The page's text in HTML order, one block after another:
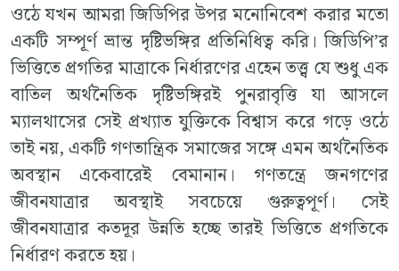
ওঠে যখন আমরা জিডিপির উপর মনোনিবেশ করার মতো
একটি সম্পূর্ণ ভ্রান্ত দৃষ্টিভঙ্গির প্রতিনিধিত্ব করি। জিডিপি’র
ভিত্তিতে প্রগতির মাত্রাকে নির্ধারণের এহেন তত্ত্ব যে শুধু এক
বাতিল অর্থনৈতিক দৃষ্টিভঙ্গিরই পুনরাবৃত্তি যা আসলে
ম্যালথাসের সেই প্রখ্যাত যুক্তিকে বিশ্বাস করে গড়ে ওঠে
তাই নয়, একটি গণতান্ত্রিক সমাজের সঙ্গে এমন অর্থনৈতিক
অবস্থান একেবারেই বেমানান। গণতন্ত্রে জনগণের
জীবনযাত্রার অবস্থাই সবচেয়ে গুরুত্বপূর্ণ। সেই
জীবনযাত্রার কতদূর উন্নতি হচ্ছে তারই ভিত্তিতে প্রগতিকে
নির্ধারণ করতে হয়।